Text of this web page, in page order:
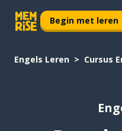
Begin met leren
Engels Leren Cursus